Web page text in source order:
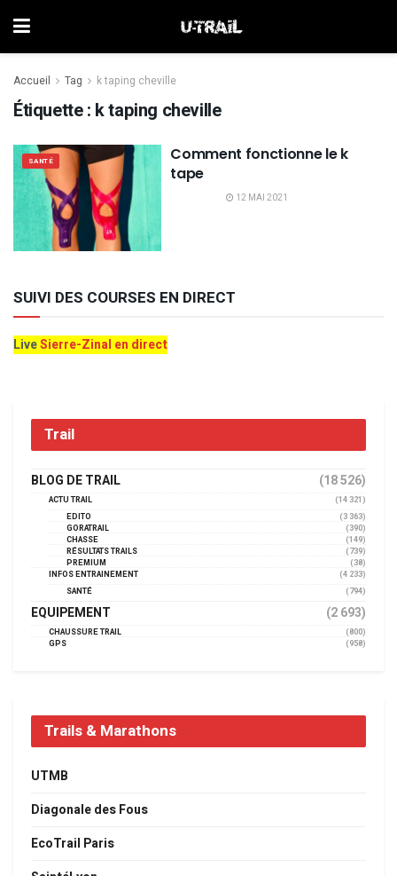
Accueil Tag k taping cheville
Étiquette : k taping cheville
SANTÉ
Comment fonctionne le k
tape
12 MAI 2021
SUIVI DES COURSES EN DIRECT
LiveSierre-Zinal en direct
Trail
BLOG DE TRAIL (18 526)
ACTU TRAIL
(14 321)
EDITO
(3 363)
GORATRAIL
(390)
CHASSE
(149)
RÉSULTATS TRAILS
(739)
PREMIUM
(38)
INFOS ENTRAINEMENT
(4 233)
SANTÉ
(794)
EQUIPEMENT (2 693)
CHAUSSURE TRAIL
(800)
GPS
(958)
Trails & Marathons
UTMB
Diagonale des Fous
EcoTrail Paris